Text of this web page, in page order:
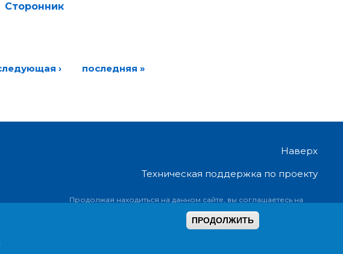
Сторонник
› последняя »
Наверх
Техническая поддержка по проекту
Продолжая находиться на данном сайте, вы соглашаетесь на
предоставление информации об ip-адресе, имени и стране
домена провайдера, переходах с одной страницы на другую и
ПРОДОЛЖИТЬ